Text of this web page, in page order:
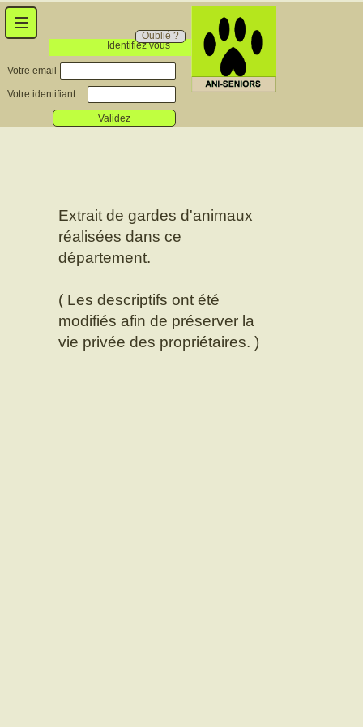
Identifiez vous
Oublié ?
Votre email
Votre identifiant
Validez
Extrait de gardes d'animaux
réalisées dans ce
département.
( Les descriptifs ont été
modifiés afin de préserver la
vie privée des propriétaires. )